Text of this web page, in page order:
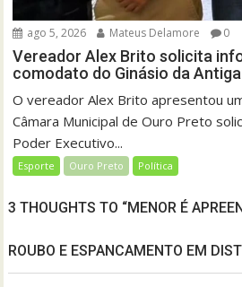
ago 5, 2026 Mateus Delamore 0
Vereador Alex Brito solicita
comodato do Ginásio da
O vereador Alex Brito apresentou
Câmara Municipal de Ouro Preto
Poder Executivo...
Esporte Ouro Preto Política
3 THOUGHTS TO “MENOR É
ROUBO E ESPANCAMENTO EM